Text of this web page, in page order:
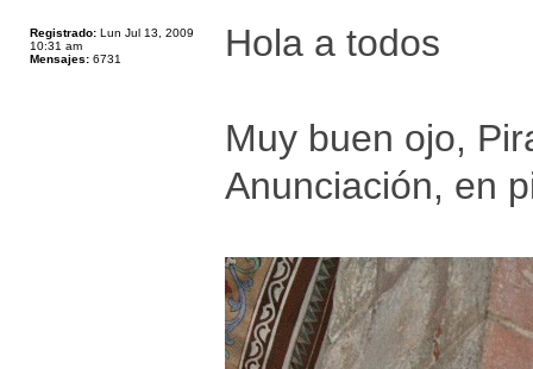
Registrado: Lun Jul 13, 2009
10:31 am
Mensajes: 6731 Hola a todos
Muy buen ojo,
Anunciación, en